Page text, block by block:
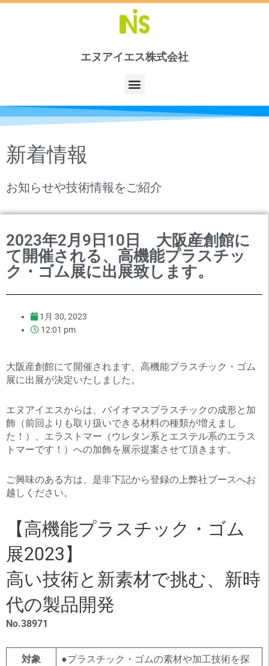
内
エヌアイエス株式会社
メ
ニ
ュ
ー
新着情報
お知らせや技術情報をご紹介
2023年2月9日10日 大阪産創館に
て開催される、高機能プラスチッ
ク・ゴム展に出展致します。
1月 30, 2023
12:01 pm
大阪産創館にて開催されます、高機能プラスチック・ゴム
展に出展が決定いたしました。
エヌアイエスからは、バイオマスプラスチックの成形と加
飾（前回よりも取り扱いできる材料の種類が増えまし
た！）、エラストマー（ウレタン系とエステル系のエラス
トマーです！）への加飾を展示提案させて頂きます。
ご興味のある方は、是非下記から登録の上弊社ブースへお
越しください。
【高機能プラスチック・ゴム
展2023】
高い技術と新素材で挑む、新時
代の製品開発
No.38971
対象
●プラスチック・ゴムの素材や加工技術を探